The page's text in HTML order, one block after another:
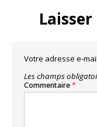
Votre adresse e-
Les champs
Commentaire*